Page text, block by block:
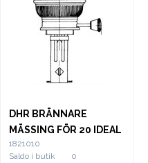
DHR BRÄNNARE
MÄSSING FÖR 20 IDEAL
1821010
Saldo i butik
0